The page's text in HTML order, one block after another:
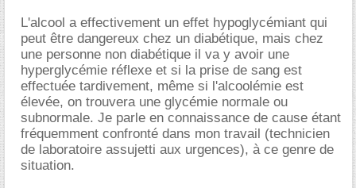
L'alcool a effectivement un effet hypoglycémiant qui
peut être dangereux chez un diabétique, mais chez
une personne non diabétique il va y avoir une
hyperglycémie réflexe et si la prise de sang est
effectuée tardivement, même si l'alcoolémie est
élevée, on trouvera une glycémie normale ou
subnormale. Je parle en connaissance de cause étant
fréquemment confronté dans mon travail (technicien
de laboratoire assujetti aux urgences), à ce genre de
situation.